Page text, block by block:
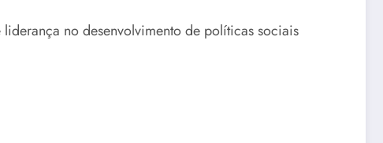
no desenvolvimento de políticas sociais